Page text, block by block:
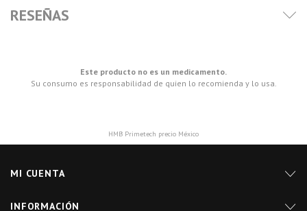
RESEÑAS
Este producto no es un medicamento.
Su consumo es responsabilidad de quien lo recomienda y lo usa.
HMB Primetech precio México
MI CUENTA
INFORMACIÓN